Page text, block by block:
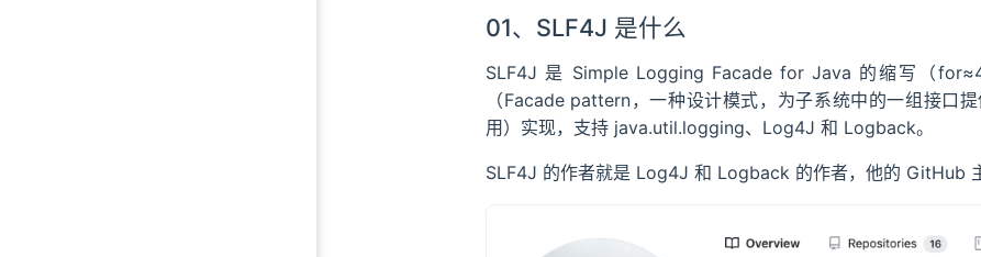
01、SLF4J 是什么
SLF4J 是 Simple Logging Facade for Java 的缩写（
（Facade pattern，一种设计模式，为子系统中的一组接口
用）实现，支持 java.util.logging、Log4J 和 Logback。
SLF4J 的作者就是 Log4J 和 Logback 的作者，他的 GitHub